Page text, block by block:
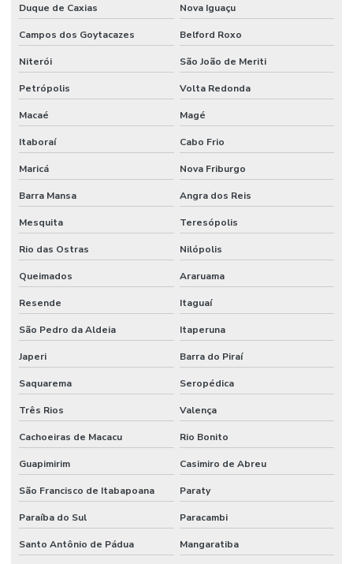
Duque de Caxias Nova Iguaçu
Campos dos Goytacazes Belford Roxo
Niterói São João de Meriti
Petrópolis Volta Redonda
Macaé Magé
Itaboraí Cabo Frio
Maricá Nova Friburgo
Barra Mansa Angra dos Reis
Mesquita Teresópolis
Rio das Ostras Nilópolis
Queimados Araruama
Resende Itaguaí
São Pedro da Aldeia Itaperuna
Japeri Barra do Piraí
Saquarema Seropédica
Três Rios Valença
Cachoeiras de Macacu Rio Bonito
Guapimirim Casimiro de Abreu
São Francisco de Itabapoana Paraty
Paraíba do Sul Paracambi
Santo Antônio de Pádua Mangaratiba